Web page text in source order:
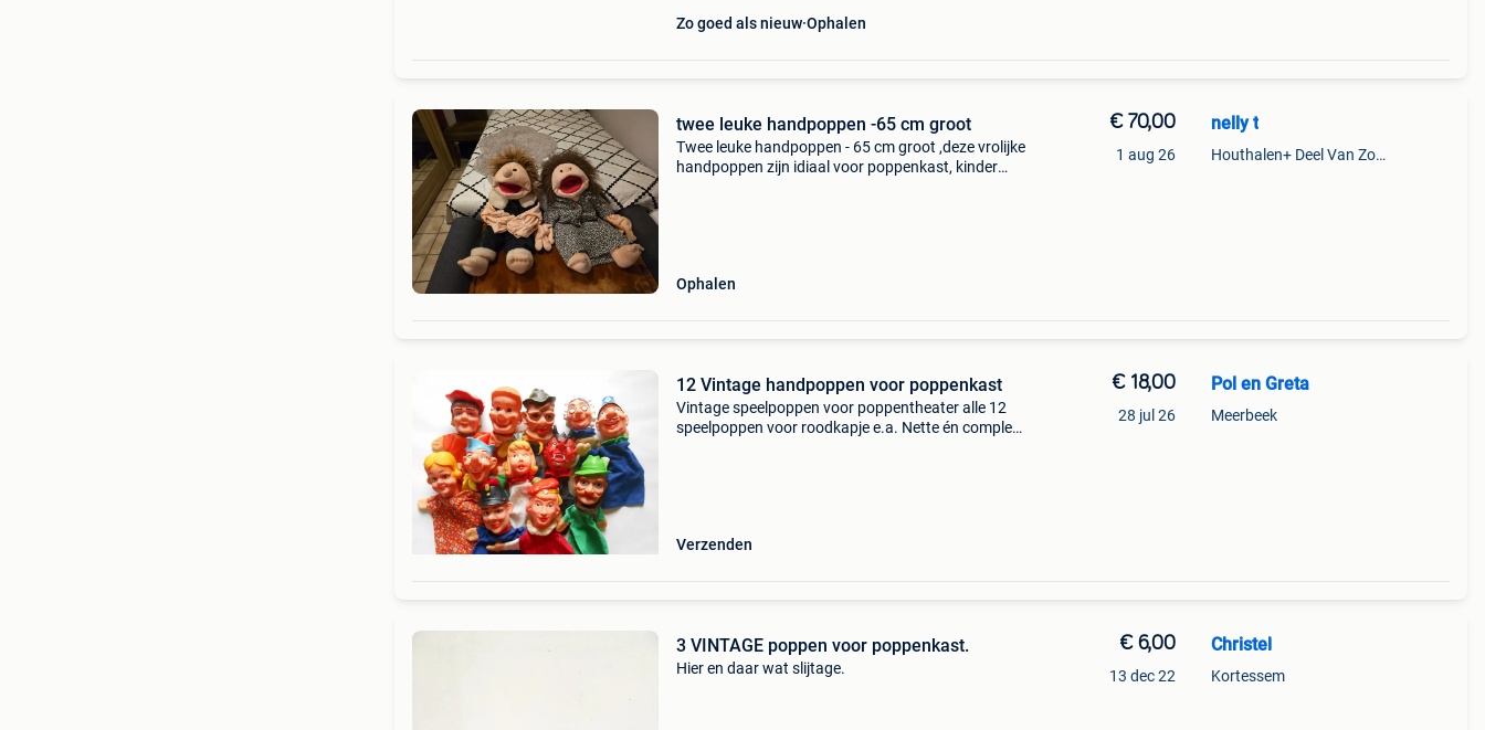
Zo goed als nieuw Ophalen
twee leuke handpoppen -65 cm groot
Twee leuke handpoppen - 65 cm groot ,deze vrolijke
handpoppen zijn idiaal voor poppenkast, kinder
Ophalen
€ 70,00
1 aug 26
nelly t
Houthalen+ Deel Van Zonhoven En Zolder
12 Vintage handpoppen voor poppenkast
Vintage speelpoppen voor poppentheater alle 12
speelpoppen voor roodkapje e.a. Nette én complete
Verzenden
€ 18,00
28 jul 26
Pol en Greta
Meerbeek
3 VINTAGE poppen voor poppenkast.
Hier en daar wat slijtage.
€ 6,00
13 dec 22
Christel
Kortessem